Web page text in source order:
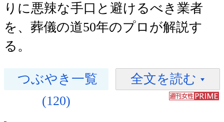
りに悪辣な手口と避けるべき業者
を、葬儀の道50年のプロが解説す
る。
つぶやき一覧
(120)
全文を読む